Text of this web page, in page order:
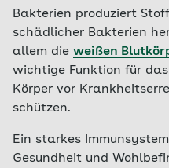
Bakterien produziert
schädlicher Bakterien
allem die weißen
wichtige Funktion für
Körper vor
schützen.
Ein starkes
Gesundheit und